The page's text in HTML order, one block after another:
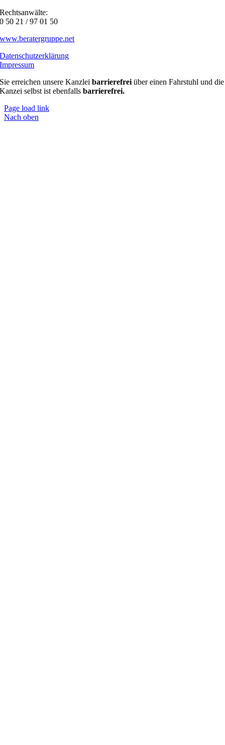
Rechtsanwälte:
0 50 21 / 97 01 50
www.beratergruppe.net
Datenschutzerklärung
Impressum
Sie er­rei­chen un­sere Kanz­leibarrierefrei über einen Fahrstuhl und die
Kanzei selbst ist ebenfallsbarrierefrei.
Page load link
Nach oben